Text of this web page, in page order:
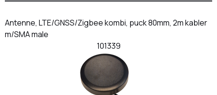
Antenne, LTE/GNSS/Zigbee kombi, puck 80mm, 2m kabler
m/SMA male
101339